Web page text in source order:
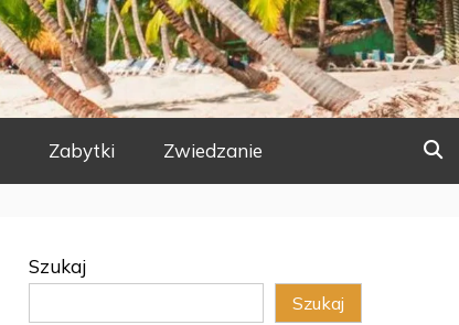
Zabytki Zwiedzanie
Szukaj
Szukaj